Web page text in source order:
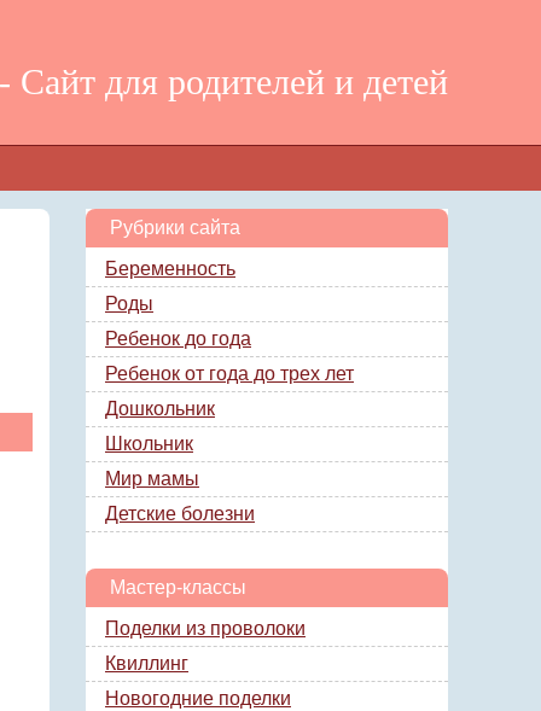
для родителей и детей
Рубрики сайта
Беременность
Роды
Ребенок до года
Ребенок от года до трех лет
Дошкольник
Школьник
Мир мамы
Детские болезни
Мастер-классы
Поделки из проволоки
Квиллинг
Новогодние поделки